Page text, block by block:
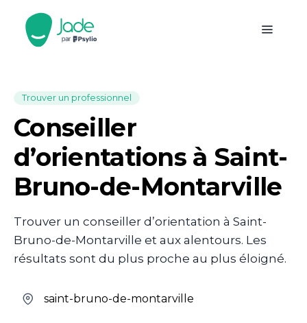
Trouver un professionnel
Conseiller
d’orientations à Saint-
Bruno-de-Montarville
Trouver un conseiller d’orientation à Saint-
Bruno-de-Montarville et aux alentours. Les
résultats sont du plus proche au plus éloigné.